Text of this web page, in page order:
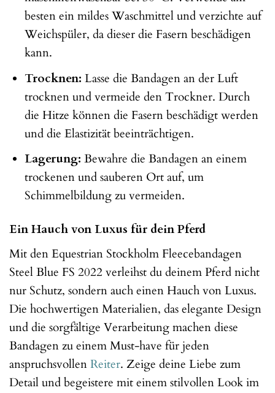
besten ein mildes Waschmittel und verzichte auf
Weichspüler, da dieser die Fasern beschädigen
kann.
Trocknen: Lasse die Bandagen an der Luft
trocknen und vermeide den Trockner. Durch
die Hitze können die Fasern beschädigt werden
und die Elastizität beeinträchtigen.
Lagerung: Bewahre die Bandagen an einem
trockenen und sauberen Ort auf, um
Schimmelbildung zu vermeiden.
Ein Hauch von Luxus für dein Pferd
Mit den Equestrian Stockholm Fleecebandagen
Steel Blue FS 2022 verleihst du deinem Pferd nicht
nur Schutz, sondern auch einen Hauch von Luxus.
Die hochwertigen Materialien, das elegante Design
und die sorgfältige Verarbeitung machen diese
Bandagen zu einem Must-have für jeden
anspruchsvollenReiter. Zeige deine Liebe zum
Detail und begeistere mit einem stilvollen Look im